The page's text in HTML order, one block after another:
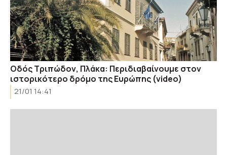
Οδός Τριπώδον, Πλάκα: Περιδιαβαίνουμε στον
ιστορικότερο δρόμο της Ευρώπης (video)
21/01 14:41